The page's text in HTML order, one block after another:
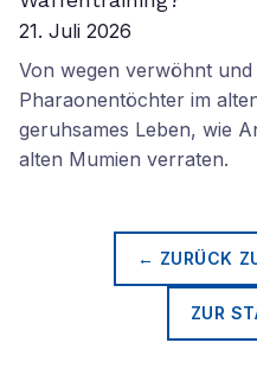
21. Juli 2026
Von wegen verwöhnt
Pharaonentöchter im
geruhsames Leben, wie
alten Mumien verraten.
← ZURÜCK
ZUR